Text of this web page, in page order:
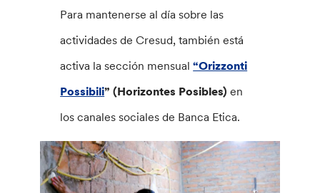
Para mantenerse al día sobre las
actividades de Cresud, también está
activa la sección mensual“Orizzonti
Possibili” (Horizontes Posibles) en
los canales sociales de Banca Etica.